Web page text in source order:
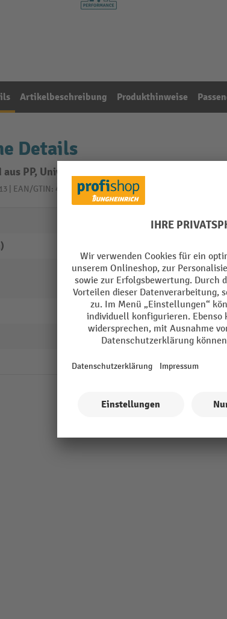
Artikelbeschreibung Produkthinweise
Details
aus PP, Universal/Komfort, gewaffelt, 16 mm
| EAN/GTIN: 4030198307021Aus der Kategorie:
halbautomatisch
manuell
16 mm
26 %
Alle